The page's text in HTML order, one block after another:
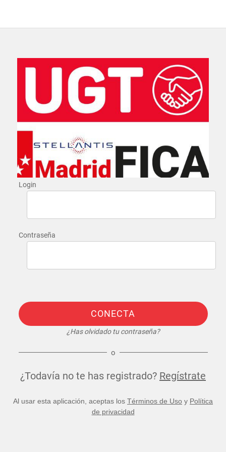
Login
Contraseña
CONECTA
¿Has olvidado tu contraseña?
o
¿Todavía no te has registrado? Regístrate
Al usar esta aplicación, aceptas los Términos de Uso y Política
de privacidad